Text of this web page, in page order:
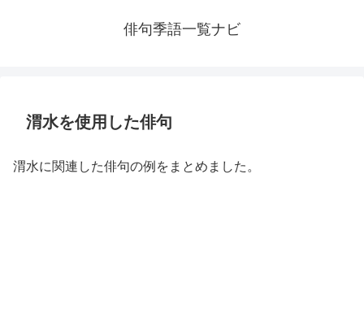
俳句季語一覧ナビ
渭水を使用した俳句
渭水に関連した俳句の例をまとめました。